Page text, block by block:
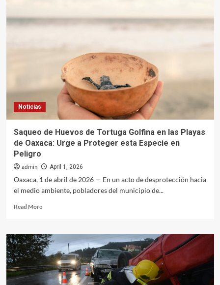
por
Pueblos
Noticias
Saqueo de Huevos de Tortuga Golfina en las Playas
de Oaxaca: Urge a Proteger esta Especie en
Peligro
admin April 1, 2026
Oaxaca, 1 de abril de 2026 — En un acto de desprotección hacia
el medio ambiente, pobladores del municipio de...
Read MoreRead
Saqueo
de
Huevos
de
Tortuga
Golfina